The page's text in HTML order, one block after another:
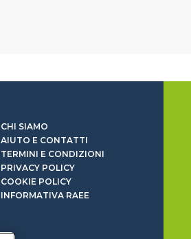
CHI SIAMO
AIUTO E CONTATTI
TERMINI E CONDIZIONI
PRIVACY POLICY
COOKIE POLICY
INFORMATIVA RAEE